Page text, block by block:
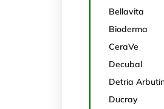
Bellavita
Bioderma
CeraVe
Decubal
Detria
Ducray